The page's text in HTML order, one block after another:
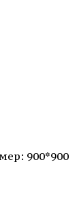
900*900